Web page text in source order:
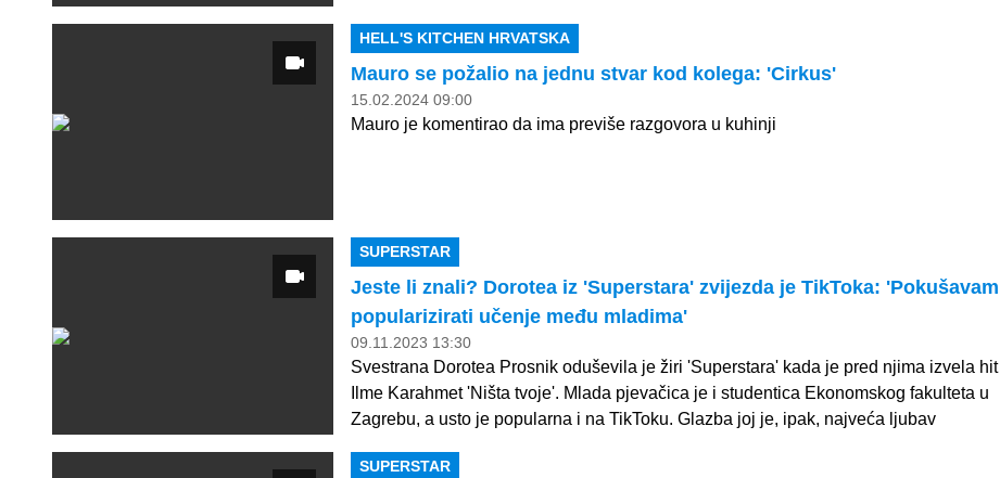
HELL'S KITCHEN HRVATSKA
Mauro se požalio na jednu stvar kod kolega: 'Cirkus'
15.02.2024 09:00
Mauro je komentirao da ima previše razgovora u kuhinji
SUPERSTAR
Jeste li znali? Dorotea iz 'Superstara' zvijezda je TikToka: 'Pokušavam
popularizirati učenje među mladima'
09.11.2023 13:30
Svestrana Dorotea Prosnik oduševila je žiri 'Superstara' kada je pred njima izvela hit
Ilme Karahmet 'Ništa tvoje'. Mlada pjevačica je i studentica Ekonomskog fakulteta u
Zagrebu, a usto je popularna i na TikToku. Glazba joj je, ipak, najveća ljubav
SUPERSTAR